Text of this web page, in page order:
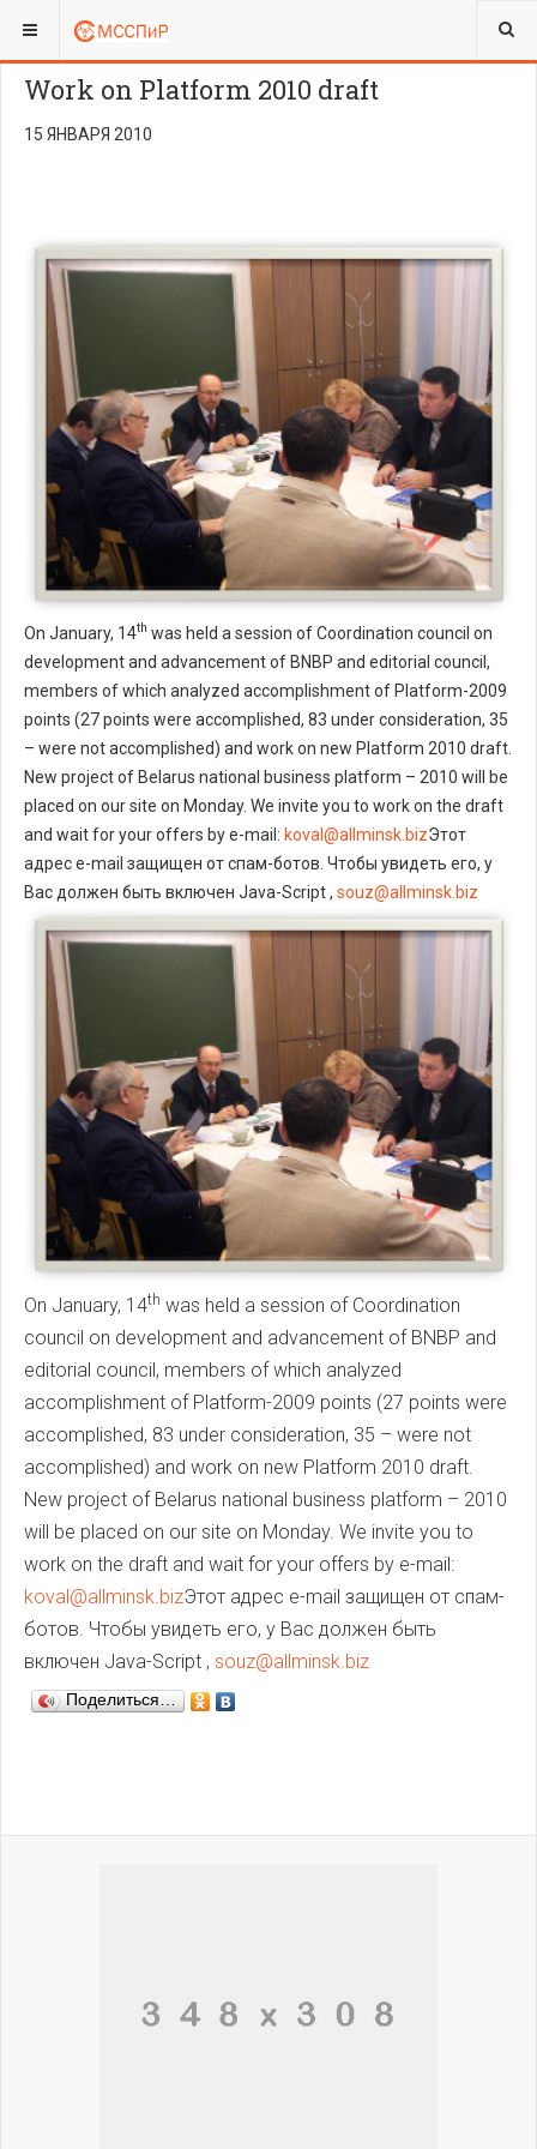
ВЫ ЗДЕСЬ:
Work on Platform 2010 draft
15 ЯНВАРЯ 2010
On January, 14th was held a session of Coordination council on
development and advancement of BNBP and editorial council,
members of which analyzed accomplishment of Platform-2009
points (27 points were accomplished, 83 under consideration, 35
– were not accomplished) and work on new Platform 2010 draft.
New project of Belarus national business platform – 2010 will be
placed on our site on Monday. We invite you to work on the draft
and wait for your offers by e-mail: koval@allminsk.bizЭтот
адрес e-mail защищен от спам-ботов. Чтобы увидеть его, у
Вас должен быть включен Java-Script , souz@allminsk.biz
On January, 14th was held a session of Coordination
council on development and advancement of BNBP and
editorial council, members of which analyzed
accomplishment of Platform-2009 points (27 points were
accomplished, 83 under consideration, 35 – were not
accomplished) and work on new Platform 2010 draft.
New project of Belarus national business platform – 2010
will be placed on our site on Monday. We invite you to
work on the draft and wait for your offers by e-mail:
koval@allminsk.bizЭтот адрес e-mail защищен от спам-
ботов. Чтобы увидеть его, у Вас должен быть
включен Java-Script , souz@allminsk.biz
Поделиться…